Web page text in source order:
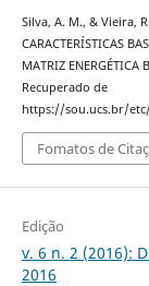
Silva, A. M., & Vieira,
CARACTERÍSTICAS
MATRIZ ENERGÉTICA
Recuperado de
https://sou.ucs.br/
Fomatos de
Edição
v. 6 n. 2 (2016):
2016